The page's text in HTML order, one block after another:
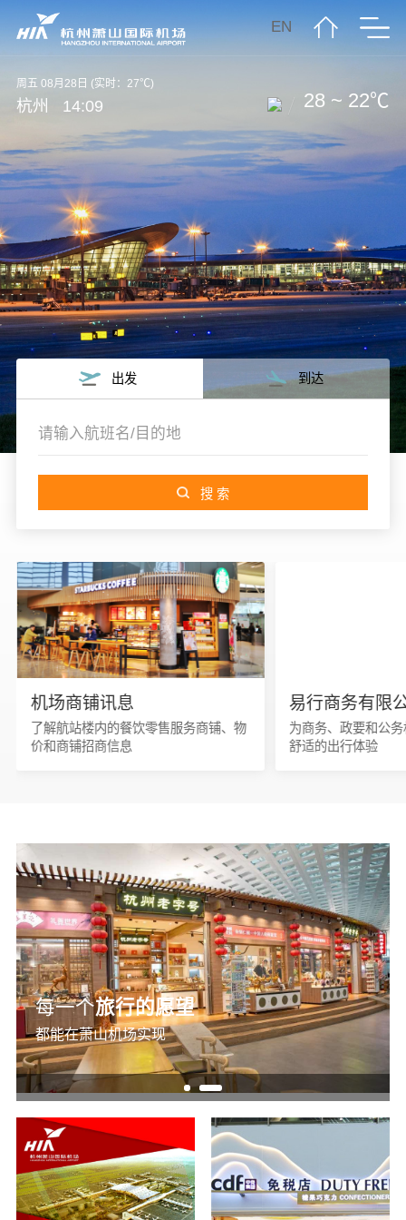
EN
周五 08月28日 (实时：27℃)
杭州 14:09 28 ~ 22℃
出发 到达
机场商铺讯息
了解航站楼内的餐饮零售服务商铺、物
价和商铺招商信息
易行商务有限
为商务、政要和公
舒适的出行体验
每一个旅行的愿望
都能在萧山机场实现